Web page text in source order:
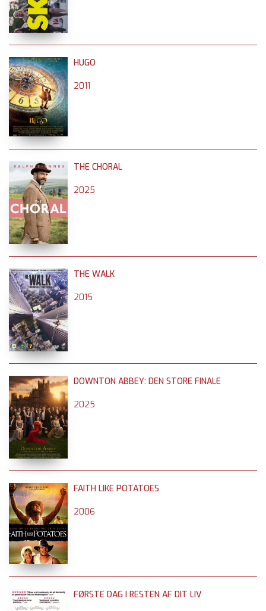
HUGO
2011
THE CHORAL
2025
THE WALK
2015
DOWNTON ABBEY: DEN STORE FINALE
2025
FAITH LIKE POTATOES
2006
FØRSTE DAG I RESTEN AF DIT LIV